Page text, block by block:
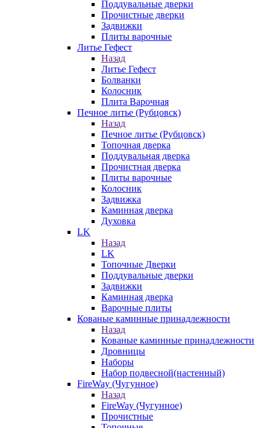
Поддувальные дверки
Прочистные дверки
Задвижки
Плиты варочные
Литье Гефест
Назад
Литье Гефест
Болванки
Колосник
Плита Варочная
Печное литье (Рубцовск)
Назад
Печное литье (Рубцовск)
Топочная дверка
Поддувальная дверка
Прочистная дверка
Плиты варочные
Колосник
Задвижка
Каминная дверка
Духовка
LK
Назад
LK
Топочные Дверки
Поддувальные дверки
Задвижки
Каминная дверка
Варочные плиты
Кованые каминные принадлежности
Назад
Кованые каминные принадлежности
Дровницы
Наборы
Набор подвесной(настенный)
FireWay (Чугунное)
Назад
FireWay (Чугунное)
Прочистные